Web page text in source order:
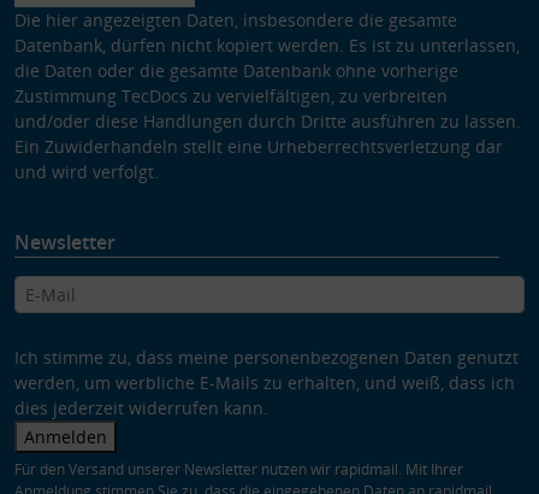
Die hier angezeigten Daten, insbesondere die gesamte
Datenbank, dürfen nicht kopiert werden. Es ist zu unterlassen,
die Daten oder die gesamte Datenbank ohne vorherige
Zustimmung TecDocs zu vervielfältigen, zu verbreiten
und/oder diese Handlungen durch Dritte ausführen zu lassen.
Ein Zuwiderhandeln stellt eine Urheberrechtsverletzung dar
und wird verfolgt.
Newsletter
Ich stimme zu, dass meine personenbezogenen Daten genutzt
werden, um werbliche E-Mails zu erhalten, und weiß, dass ich
dies jederzeit widerrufen kann.
Anmelden
Für den Versand unserer Newsletter nutzen wir rapidmail. Mit Ihrer